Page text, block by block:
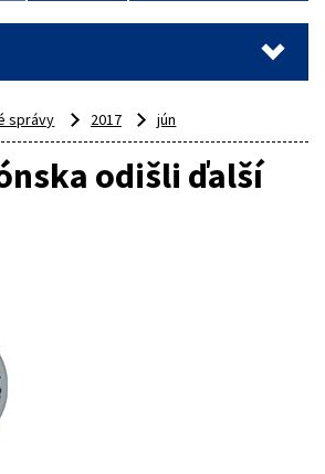
správy 2017 jún
odišli ďalší